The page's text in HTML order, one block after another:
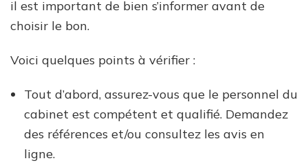
il est important de bien s’informer avant de
choisir le bon.
Voici quelques points à vérifier :
Tout d’abord, assurez-vous que le personnel du
cabinet est compétent et qualifié. Demandez
des références et/ou consultez les avis en
ligne.